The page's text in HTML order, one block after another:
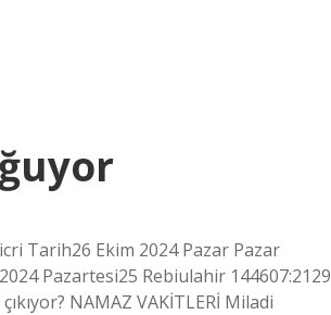
Tarih26 Ekim 2024 Pazar Pazar
Pazartesi25 Rebiulahir 144607:2129
NAMAZ VAKİTLERİ Miladi